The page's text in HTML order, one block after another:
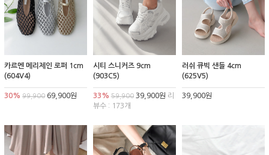
카르멘 메리제인 로퍼 1cm
(604V4)
30% 99,900 69,900원
시티 스니커즈 9cm
(903C5)
33% 59,90039,900원 리
뷰수 : 173개
러쉬 큐빅 샌들 4cm
(625V5)
39,900원